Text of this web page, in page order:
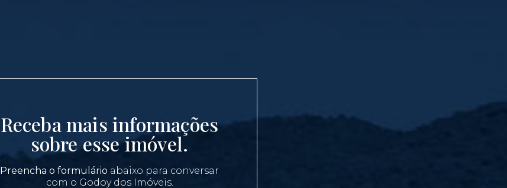
Receba mais informações
sobre esse imóvel.
Preencha o formulário abaixo para conversar
com o Godoy dos Imóveis.